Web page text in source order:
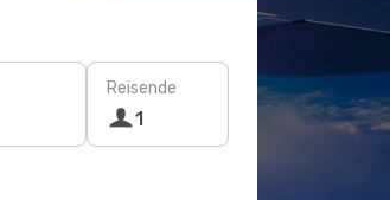
Reisende
1